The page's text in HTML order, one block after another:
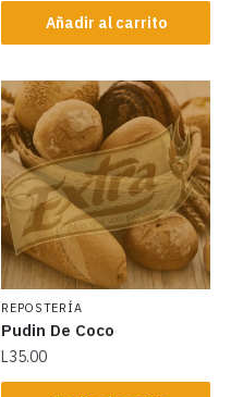
Añadir al carrito
REPOSTERÍA
Pudin De Coco
L35.00